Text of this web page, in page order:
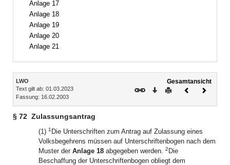
Anlage 17
Anlage 18
Anlage 19
Anlage 20
Anlage 21
Inhalt
LWO
Text gilt ab: 01.03.2023
Fassung: 16.02.2003
Gesamtansicht
Download
DruckenVorheriges
§ 72 Zulassungsantrag
(1) 1 Die Unterschriften zum Antrag auf Zulassung eines
Volksbegehrens müssen auf Unterschriftenbogen nach dem
Muster der Anlage 18 abgegeben werden. 2 Die
Beschaffung der Unterschriftenbogen obliegt dem